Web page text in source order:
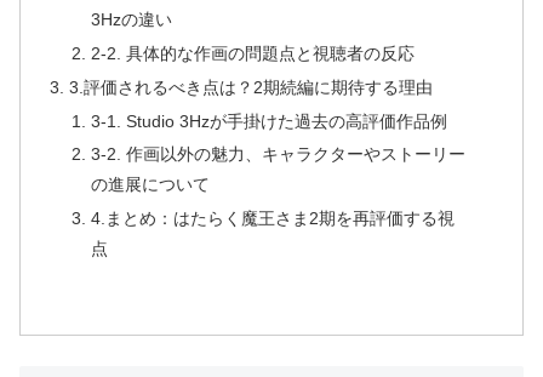
3Hzの違い
2-2. 具体的な作画の問題点と視聴者の反応
3.評価されるべき点は？2期続編に期待する理由
3-1. Studio 3Hzが手掛けた過去の高評価作品例
3-2. 作画以外の魅力、キャラクターやストーリー
の進展について
4.まとめ：はたらく魔王さま2期を再評価する視
点